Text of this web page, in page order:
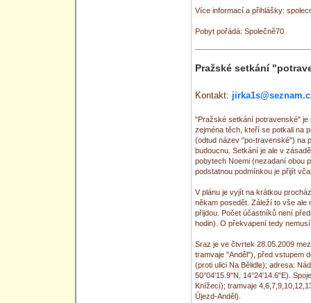
Více informací a přihlášky:
Pobyt pořádá: Společně70
Pražské setkání
Kontakt:
"Pražské setkání potravenské" je
zejména těch, kteří se potkali na
(odtud název "po-travenské") na
budoucnu. Setkání je ale v
pobytech Noemi (nezadaní obou
podstatnou podmínkou je přijít
V plánu je vyjít na krátkou
někam posedět. Záleží to vše ale
přijdou. Počet účastníků není
hodin). O překvapení tedy
Sraz je ve čtvrtek 28.05.2009
tramvaje "Anděl"), před vstupem
(proti ulici Na Bělidle); adresa:
50°04'15.9"N, 14°24'14.6"E).
Knížecí); tramvaje
Újezd-Anděl).